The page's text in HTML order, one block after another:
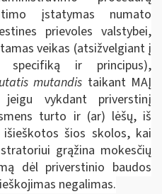
įstatymas numato
prievoles valstybei,
veikas (atsižvelgiant į
specifiką ir principus),
mutandis taikant MAĮ
vykdant priverstinį
turto ir (ar) lėšų, iš
šios skolos, kai
grąžina mokesčių
dėl priverstinio baudos
negalimas.